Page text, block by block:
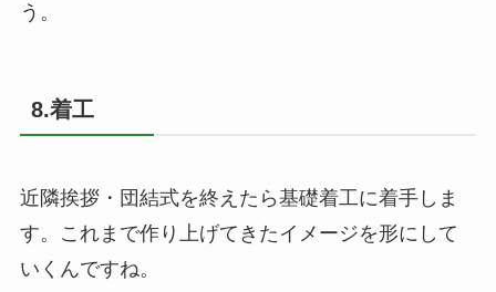
う。
8.着工
近隣挨拶・団結式を終えたら基礎着工に着手しま
す。これまで作り上げてきたイメージを形にして
いくんですね。